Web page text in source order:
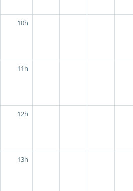
10h
11h
12h
13h